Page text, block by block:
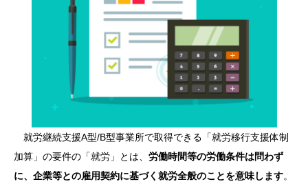
就労継続支援A型/B型事業所で取得できる「就労移行支援体制
加算」の要件の「就労」とは、 労働時間等の労働条件は問わず
に、企業等との雇用契約に基づく就労全般のことを意味します。